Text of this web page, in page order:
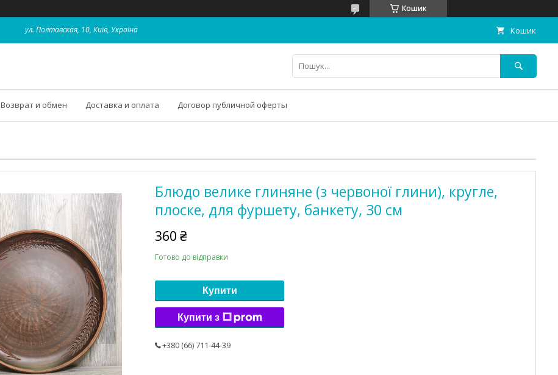
Кошик
ул. Полтавская, 10, Київ, Україна Кошик
Возврат и обмен Доставка и оплата Договор публичной оферты
Блюдо велике глиняне (з червоної глини), кругле,
плоске, для фуршету, банкету, 30 см
360 ₴
Готово до відправки
Купити
Купити з
+380 (66) 711-44-39